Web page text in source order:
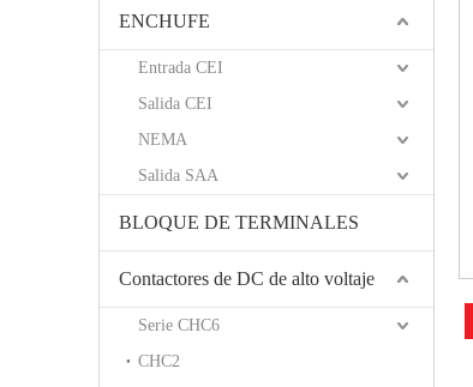
ENCHUFE
Entrada CEI
Salida CEI
NEMA
Salida SAA
BLOQUE DE TERMINALES
Contactores de DC de alto voltaje
Serie CHC6
CHC2